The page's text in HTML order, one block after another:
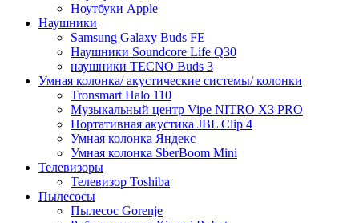
Ноутбуки Apple
Наушники
Samsung Galaxy Buds FE
Наушники Soundcore Life Q30
наушники TECNO Buds 3
Умная колонка/ акустические системы/ колонки
Tronsmart Halo 110
Музыкальный центр Vipe NITRO X3 PRO
Портативная акустика JBL Clip 4
Умная колонка Яндекс
Умная колонка SberBoom Mini
Телевизоры
Телевизор Toshiba
Пылесосы
Пылесос Gorenje